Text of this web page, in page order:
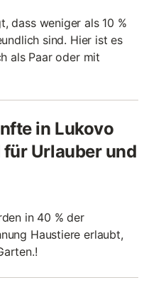
dass weniger als 10 %
sind. Hier ist es
als Paar oder mit
in Lukovo
Urlauber und
in 40 % der
Haustiere erlaubt,